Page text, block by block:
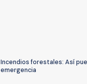
Incendios forestales: Así
emergencia